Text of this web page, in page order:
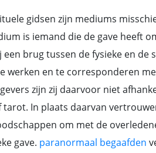
gidsen zijn mediums
is iemand die de gave heeft
een brug tussen de fysieke en
werken en te corresponderen
zijn zij daarvoor niet
In plaats daarvan
om met de
gave. paranormaal begaafden